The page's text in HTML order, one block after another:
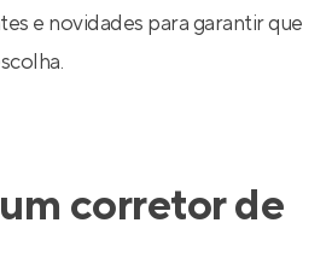
e novidades para garantir que
corretor de